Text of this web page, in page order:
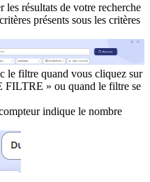
résultats de votre recherche
présents sous les critères
le filtre quand vous cliquez sur
» ou quand le filtre se
indique le nombre